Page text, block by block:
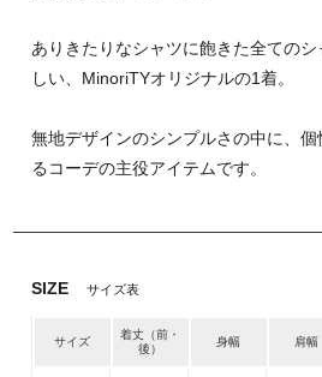
ありきたりなシャツに飽きた全ての
しい、MinoriTYオリジナルの1着。
無地デザインのシンプルさの中に、
るコーデの主役アイテムです。
SIZE サイズ表
サイズ
着丈（前・
後）
身幅 肩幅